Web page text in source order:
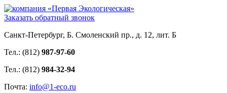
Заказать обратный звонок
Санкт-Петербург, Б. Смоленский пр., д. 12, лит. Б
Тел.: (812) 987-97-60
Тел.: (812) 984-32-94
Почта: info@1-eco.ru